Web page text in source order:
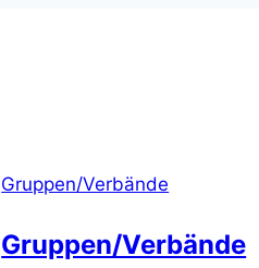
Gruppen/Verbände
Gruppen/Verbände